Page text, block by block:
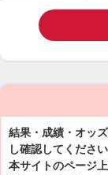
結果・成績・オッ
し確認してください
本サイトのページ